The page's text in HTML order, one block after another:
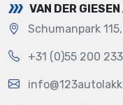
VAN DER
Schumanpark
+31 (0)55 200